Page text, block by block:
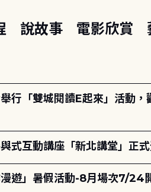
說故事 電影欣賞
行「雙城閱讀E起來」活動
式互動講座「新北講堂」正式
漫遊」暑假活動-8月場次7/24